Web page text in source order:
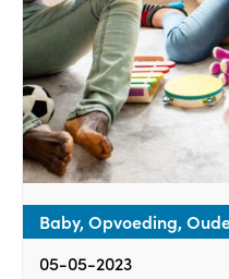
Baby, Opvoeding,
05-05-2023